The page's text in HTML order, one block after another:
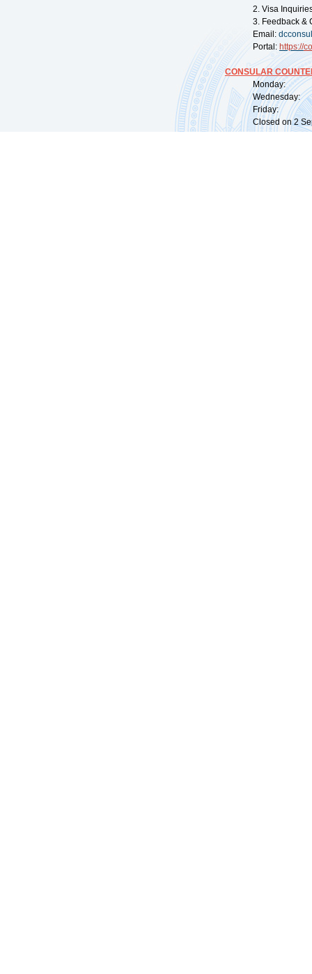
2. Visa
3. Feedback &
Email:
Portal: https://
CONSULAR
Monday:
Wednesday:
Friday:
Closed on 2